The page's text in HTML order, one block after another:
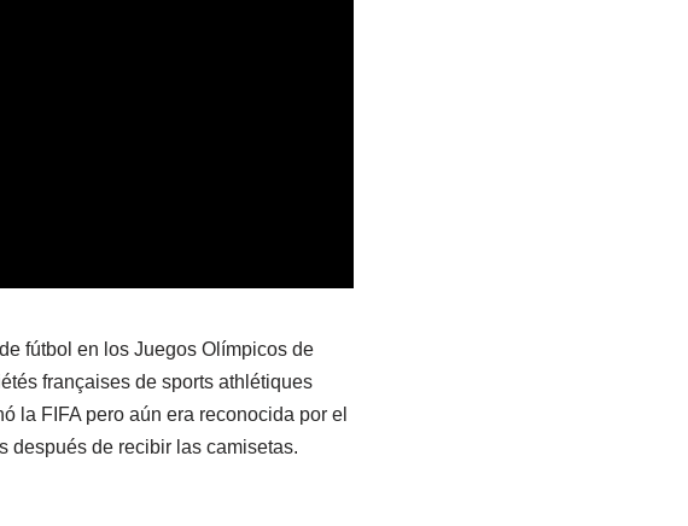
fútbol en los Juegos Olímpicos de
françaises de sports athlétiques
la FIFA pero aún era reconocida por el
después de recibir las camisetas.